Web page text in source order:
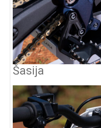
Šasija